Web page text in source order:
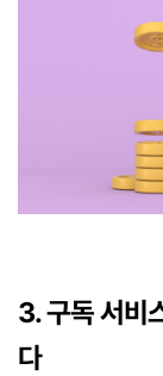
3. 구독 서비
다